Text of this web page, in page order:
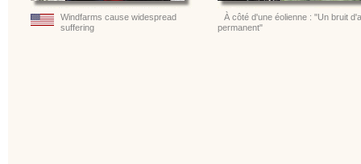
Windfarms cause widespread
suffering
À côté d'une éolienne : "Un bruit
permanent"